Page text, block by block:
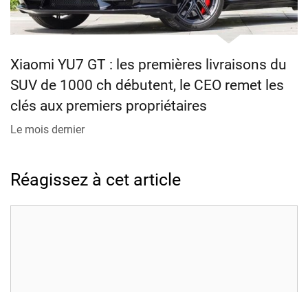
Xiaomi YU7 GT : les premières livraisons du
SUV de 1000 ch débutent, le CEO remet les
clés aux premiers propriétaires
Le mois dernier
Réagissez à cet article